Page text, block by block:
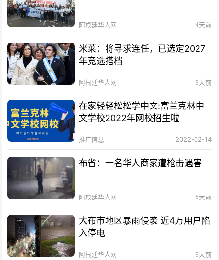
阿根廷华人网 4天前
米莱：将寻求连任，已选定2027
年竞选搭档
阿根廷华人网 5天前
在家轻轻松松学中文:富兰克林中
文学校2022年网校招生啦
推广信息 2022-02-14
布省：一名华人商家遭枪击遇害
阿根廷华人网 5天前
大布市地区暴雨侵袭 近4万用户陷
入停电
阿根廷华人网 6天前